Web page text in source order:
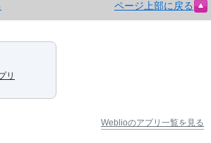
ページ上部に戻る
リ
Weblioのアプリ一覧を見る